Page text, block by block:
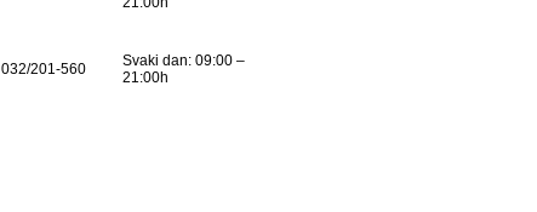
032/201-560
Svaki dan: 09:00 –
21:00h